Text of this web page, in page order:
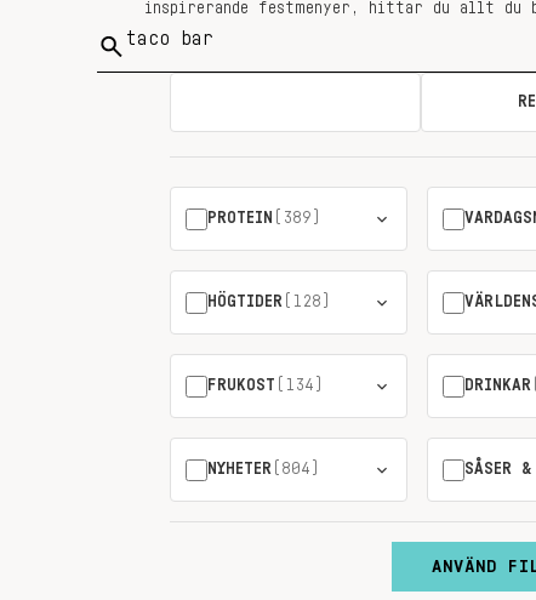
inspirerande festmenyer, hittar du allt du
Sök
PROTEIN (389)
HÖGTIDER (128)
FRUKOST (134) DRINKAR
NYHETER (804) SÅSER &
ANVÄND